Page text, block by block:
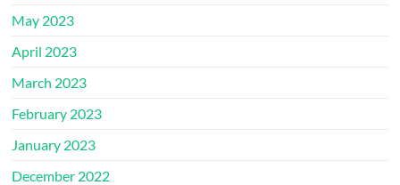
May 2023
April 2023
March 2023
February 2023
January 2023
December 2022